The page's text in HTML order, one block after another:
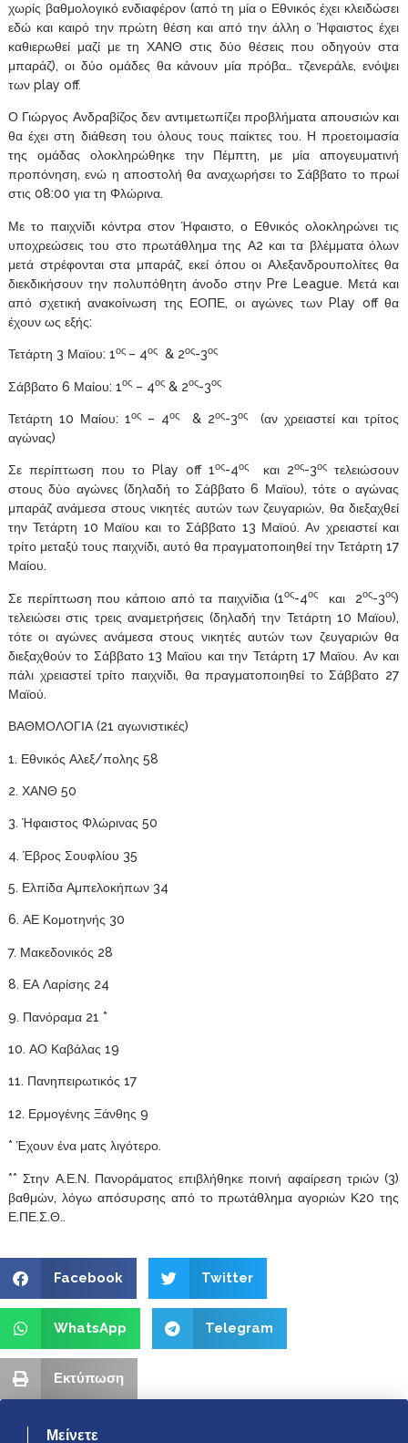
χωρίς βαθμολογικό ενδιαφέρον (από τη μία ο Εθνικός έχει κλειδώσει
εδώ και καιρό την πρώτη θέση και από την άλλη ο Ήφαιστος έχει
καθιερωθεί μαζί με τη ΧΑΝΘ στις δύο θέσεις που οδηγούν στα
μπαράζ), οι δύο ομάδες θα κάνουν μία πρόβα… τζενεράλε, ενόψει
των play off.
Ο Γιώργος Ανδραβίζος δεν αντιμετωπίζει προβλήματα απουσιών και
θα έχει στη διάθεση του όλους τους παίκτες του. Η προετοιμασία
της ομάδας ολοκληρώθηκε την Πέμπτη, με μία απογευματινή
προπόνηση, ενώ η αποστολή θα αναχωρήσει το Σάββατο το πρωί
στις 08:00 για τη Φλώρινα.
Με το παιχνίδι κόντρα στον Ήφαιστο, ο Εθνικός ολοκληρώνει τις
υποχρεώσεις του στο πρωτάθλημα της Α2 και τα βλέμματα όλων
μετά στρέφονται στα μπαράζ, εκεί όπου οι Αλεξανδρουπολίτες θα
διεκδικήσουν την πολυπόθητη άνοδο στην Pre League. Μετά και
από σχετική ανακοίνωση της ΕΟΠΕ, οι αγώνες των Play off θα
έχουν ως εξής:
Τετάρτη 3 Μαϊου: 1ος – 4ος & 2ος-3ος
Σάββατο 6 Μαίου: 1ος – 4ος & 2ος-3ος
Τετάρτη 10 Μαίου: 1ος – 4ος & 2ος-3ος
(αν χρειαστεί και τρίτος
αγώνας)
Σε περίπτωση που το Play off 1ος-4ος και 2ος-3ος
τελειώσουν
στους δύο αγώνες (δηλαδή το Σάββατο 6 Μαϊου), τότε ο αγώνας
μπαράζ ανάμεσα στους νικητές αυτών των ζευγαριών, θα διεξαχθεί
την Τετάρτη 10 Μαϊου και το Σάββατο 13 Μαϊού. Αν χρειαστεί και
τρίτο μεταξύ τους παιχνίδι, αυτό θα πραγματοποιηθεί την Τετάρτη 17
Μαίου.
Σε περίπτωση που κάποιο από τα παιχνίδια (1ος-4ος και 2ος-3ος)
τελειώσει στις τρεις αναμετρήσεις (δηλαδή την Τετάρτη 10 Μαϊου),
τότε οι αγώνες ανάμεσα στους νικητές αυτών των ζευγαριών θα
διεξαχθούν το Σάββατο 13 Μαϊου και την Τετάρτη 17 Μαϊου. Αν και
πάλι χρειαστεί τρίτο παιχνίδι, θα πραγματοποιηθεί το Σάββατο 27
Μαϊού.
ΒΑΘΜΟΛΟΓΙΑ (21 αγωνιστικές)
1. Εθνικός Αλεξ/πολης 58
2. ΧΑΝΘ 50
3. Ήφαιστος Φλώρινας 50
4. Έβρος Σουφλίου 35
5. Ελπίδα Αμπελοκήπων 34
6. ΑΕ Κομοτηνής 30
7. Μακεδονικός 28
8. ΕΑ Λαρίσης 24
9. Πανόραμα 21 *
10. ΑΟ Καβάλας 19
11. Πανηπειρωτικός 17
12. Ερμογένης Ξάνθης 9
* Έχουν ένα ματς λιγότερο.
** Στην Α.Ε.Ν. Πανοράματος επιβλήθηκε ποινή αφαίρεση τριών (3)
βαθμών, λόγω απόσυρσης από το πρωτάθλημα αγοριών Κ20 της
Ε.ΠΕ.Σ.Θ..
Facebook Twitter
WhatsApp Telegram
Εκτύπωση
Μείνετε